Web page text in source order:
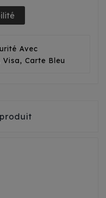
Avec
Carte Bleu